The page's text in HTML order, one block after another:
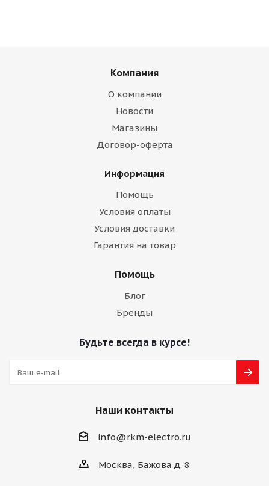
Компания
О компании
Новости
Магазины
Договор-оферта
Информация
Помощь
Условия оплаты
Условия доставки
Гарантия на товар
Помощь
Блог
Бренды
Будьте всегда в курсе!
Наши контакты
info@rkm-electro.ru
Москва, Бажова д. 8